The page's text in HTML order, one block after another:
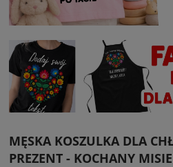
MĘSKA KOSZULKA DLA
PREZENT - KOCHANY